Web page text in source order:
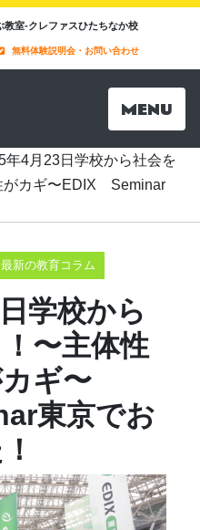
教室-クレファスひたちなか校
無料体験説明会・お問い合わせ
MENU
年4月23日学校から社会を
がカギ〜EDIX Seminar
最新の教育コラム
学校から
〜主体性
ギ〜
東京でお